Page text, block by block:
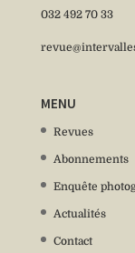
032 492 70 33
MENU
Revues
Abonnements
Enquête
Actualités
Contact